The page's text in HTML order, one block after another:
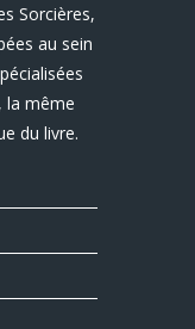
Sorcières,
au sein
la même
du livre.